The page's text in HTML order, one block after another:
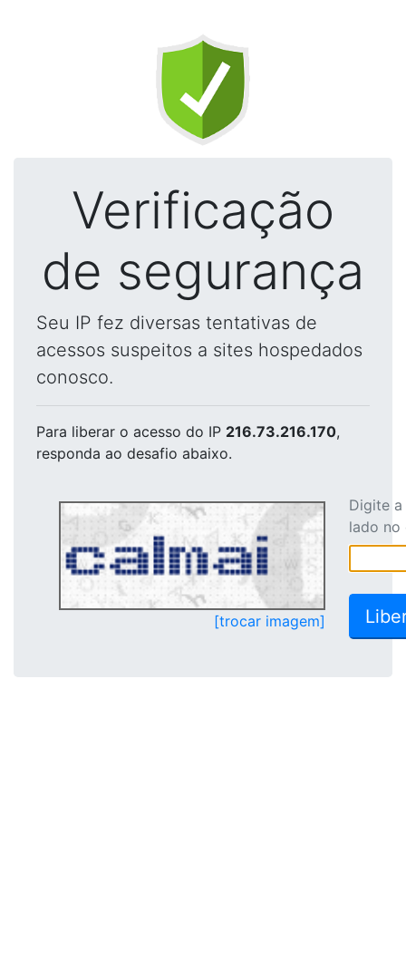
Verificação
de segurança
Seu IP fez diversas tentativas de
acessos suspeitos a sites hospedados
conosco.
Para liberar o acesso do IP 216.73.216.170,
responda ao desafio abaixo.
[trocar imagem]
Digite
lado no